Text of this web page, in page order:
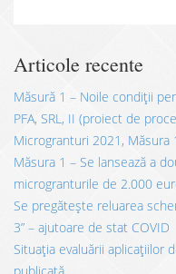
Articole recente
Măsură 1 – Noile condiții
PFA, SRL, II (proiect de
Microgranturi 2021, Măsura
Măsura 1 – Se lansează a
microgranturile de 2.000
Se pregătește reluarea
3” – ajutoare de stat COVID
Situația evaluării aplicațiilor